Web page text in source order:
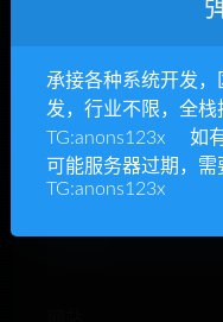
昵称*
承接各种系统开发
发，行业不限，全
TG:anons123x 如
可能服务器过期，
TG:anons123x